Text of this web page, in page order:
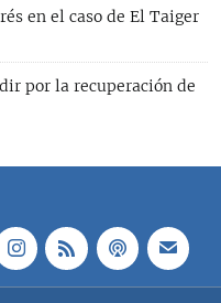
en el caso de El Taiger
por la recuperación de